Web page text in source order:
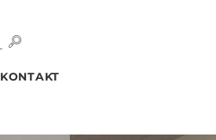
SUCHE
KONTAKT